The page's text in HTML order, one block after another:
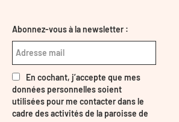
Abonnez-vous à la newsletter :
En cochant, j’accepte que mes
données personnelles soient
utilisées pour me contacter dans le
cadre des activités de la paroisse de